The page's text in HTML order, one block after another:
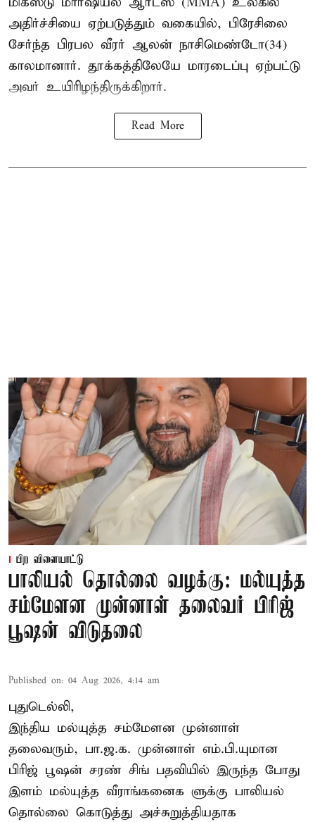
அதிர்ச்சியை ஏற்படுத்தும் வகையில், பிரேசிலை
சேர்ந்த பிரபல வீரர் ஆலன் நாசிமெண்டோ(34)
காலமானார். தூக்கத்திலேயே மாரடைப்பு ஏற்பட்டு
அவர் உயிரிழந்திருக்கிறார்.
Read More
பிற விளையாட்டு
பாலியல் தொல்லை வழக்கு: மல்யுத்த
சம்மேளன முன்னாள் தலைவர் பிரிஜ்
பூஷன் விடுதலை
Published on: 04 Aug 2026, 4:14 am
புதுடெல்லி,
இந்திய மல்யுத்த சம்மேளன முன்னாள்
தலைவரும், பா.ஜ.க. முன்னாள் எம்.பி.யுமான
பிரிஜ் பூஷன் சரண் சிங் பதவியில் இருந்த போது
இளம் மல்யுத்த வீராங்கனைக ளுக்கு பாலியல்
தொல்லை கொடுத்து அச்சுறுத்தியதாக